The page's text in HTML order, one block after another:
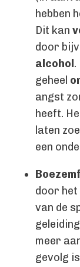
hebben
Dit kan
door
alcohol
geheel
angst
heeft.
laten
een
door
van de
meer
gevolg